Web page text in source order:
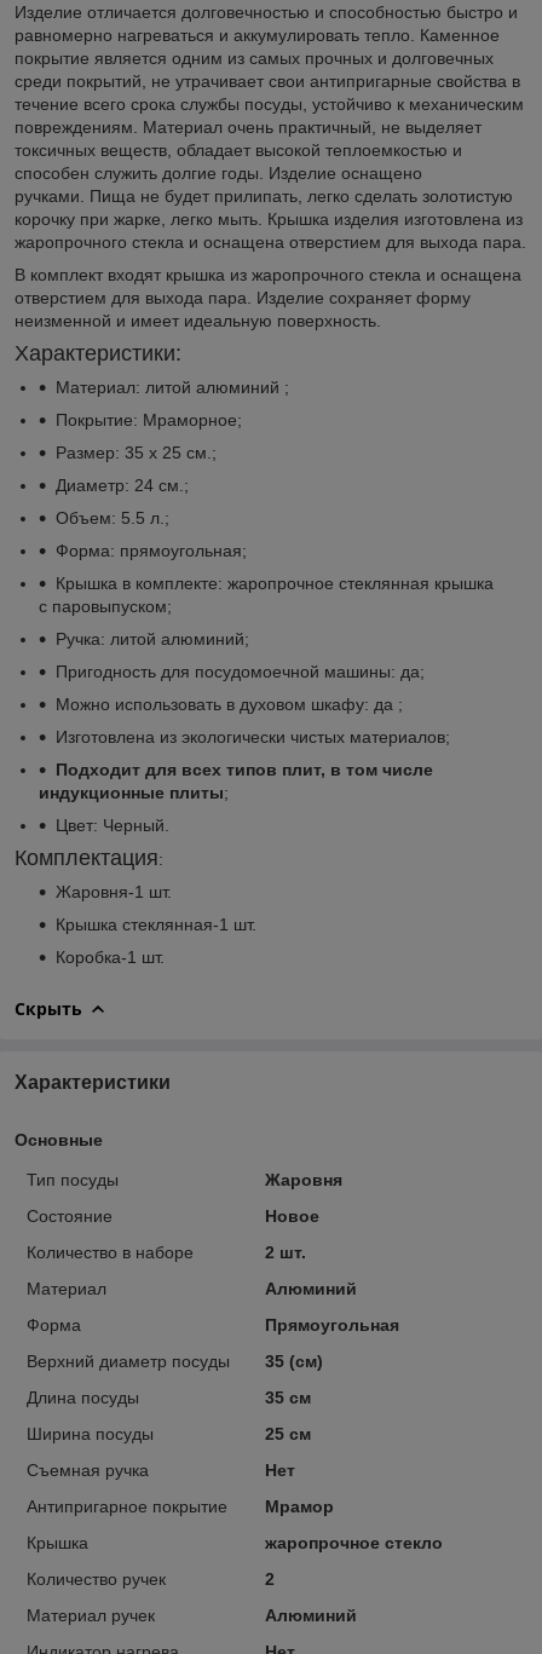
Изделие отличается долговечностью и способностью быстро и
равномерно нагреваться и аккумулировать тепло. Каменное
покрытие является одним из самых прочных и долговечных
среди покрытий, не утрачивает свои антипригарные свойства в
течение всего срока службы посуды, устойчиво к механическим
повреждениям. Материал очень практичный, не выделяет
токсичных веществ, обладает высокой теплоемкостью и
способен служить долгие годы. Изделие оснащено
ручками. Пища не будет прилипать, легко сделать золотистую
корочку при жарке, легко мыть. Крышка изделия изготовлена из
жаропрочного стекла и оснащена отверстием для выхода пара.
В комплект входят крышка из жаропрочного стекла и оснащена
отверстием для выхода пара. Изделие сохраняет форму
неизменной и имеет идеальную поверхность.
Характеристики:
Материал: литой алюминий ;
Покрытие: Мраморное;
Размер: 35 х 25 см.;
Диаметр: 24 см.;
Объем: 5.5 л.;
Форма: прямоугольная;
Крышка в комплекте: жаропрочное стеклянная крышка
с паровыпуском;
Ручка: литой алюминий;
Пригодность для посудомоечной машины: да;
Можно использовать в духовом шкафу: да ;
Изготовлена из экологически чистых материалов;
Подходит для всех типов плит, в том числе
индукционные плиты;
Цвет: Черный.
Комплектация:
Жаровня-1 шт.
Крышка стеклянная-1 шт.
Коробка-1 шт.
Скрыть
Характеристики
Основные
Тип посуды
Жаровня
Состояние
Новое
Количество в наборе
2 шт.
Материал
Алюминий
Форма
Прямоугольная
Верхний диаметр посуды
35 (см)
Длина посуды
35 см
Ширина посуды
25 см
Съемная ручка
Нет
Антипригарное покрытие
Мрамор
Крышка
жаропрочное стекло
Количество ручек
2
Материал ручек
Алюминий